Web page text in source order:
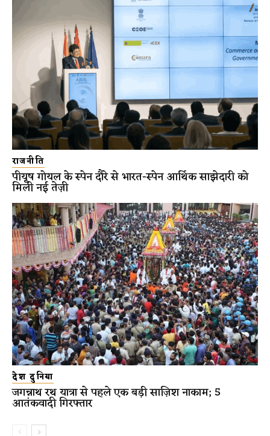
राजनीति
पीयूष गोयल के स्पेन दौरे से भारत-स्पेन आर्थिक साझेदारी को
मिली नई तेज़ी
देश दुनिया
जगन्नाथ रथ यात्रा से पहले एक बड़ी साज़िश नाकाम; 5
आतंकवादी गिरफ्तार